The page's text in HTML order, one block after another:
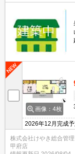
画像：4枚
2026年12月完成
株式会社けやき総合管
甲府店